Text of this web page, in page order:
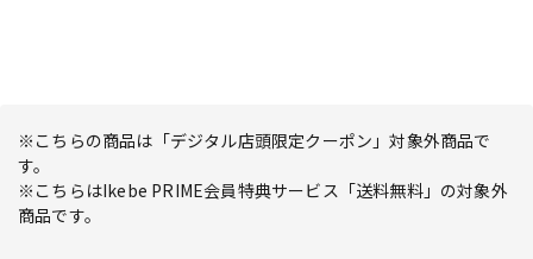
※こちらの商品は「デジタル店頭限定クーポン」対象外商品で
す。
※こちらはIkebe PRIME会員特典サービス「送料無料」の対象外
商品です。